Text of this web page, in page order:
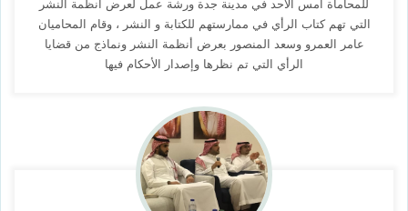
للمحاماة أمس الأحد في مدينة جدة ورشة عمل لعرض أنظمة النشر
التي تهم كتاب الرأي في ممارستهم للكتابة و النشر ، وقام المحاميان
عامر العمرو وسعد المنصور بعرض أنظمة النشر ونماذج من قضايا
الرأي التي تم نظرها وإصدار الأحكام فيها